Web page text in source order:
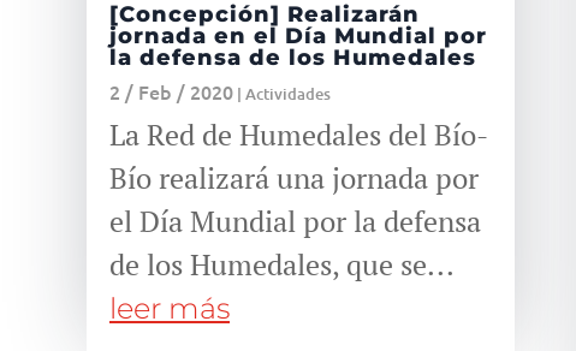
[Concepción] Realizarán
jornada en el Día Mundial por
la defensa de los Humedales
2 / Feb / 2020 | Actividades
La Red de Humedales del Bío-
Bío realizará una jornada por
el Día Mundial por la defensa
de los Humedales, que se...
leer más